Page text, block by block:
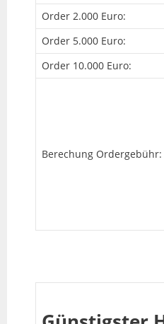
Order 2.000 Euro:
Order 5.000 Euro:
Order 10.000 Euro:
Berechung Ordergebühr: